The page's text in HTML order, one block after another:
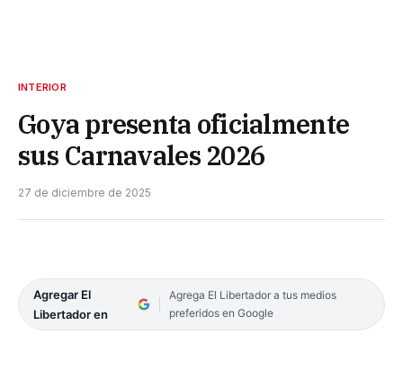
INTERIOR
Goya presenta oficialmente
sus Carnavales 2026
27 de diciembre de 2025
Agregar El
Libertador en
Agrega El Libertador a tus medios
preferidos en Google